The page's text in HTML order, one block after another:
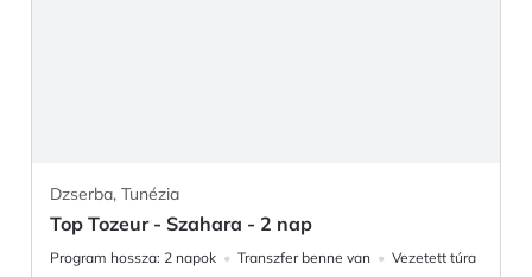
Dzserba, Tunézia
Top Tozeur - Szahara - 2 nap
Program hossza: 2 napok Transzfer benne van
Vezetett túra